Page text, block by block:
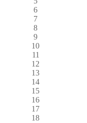
6
7
8
9
10
11
12
13
14
15
16
17
18